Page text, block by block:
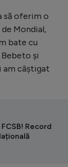
să oferim o
Mondial,
bate cu
și
am câștigat
Record